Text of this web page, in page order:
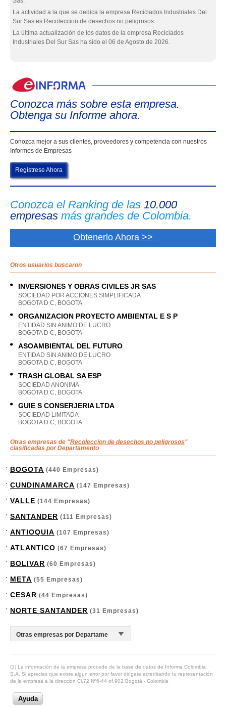
La actividad a la que se dedica la empresa Reciclados Industriales Del
Sur Sas es Recoleccion de desechos no peligrosos.
La última actualización de los datos de la empresa Reciclados
Industriales Del Sur Sas ha sido el 06 de Agosto de 2026.
Conozca más sobre esta empresa.
Obtenga su Informe ahora.
Conozca mejor a sus clientes, proveedores y competencia con nuestros
Informes de Empresas
Regístrese Ahora
Conozca el Ranking de las 10.000
empresas más grandes de Colombia.
Obtenerlo Ahora >>
Otros usuarios buscaron
INVERSIONES Y OBRAS CIVILES JR SAS
SOCIEDAD POR ACCIONES SIMPLIFICADA
BOGOTA D C, BOGOTA
ORGANIZACION PROYECTO AMBIENTAL E S P
ENTIDAD SIN ANIMO DE LUCRO
BOGOTA D C, BOGOTA
ASOAMBIENTAL DEL FUTURO
ENTIDAD SIN ANIMO DE LUCRO
BOGOTA D C, BOGOTA
TRASH GLOBAL SA ESP
SOCIEDAD ANONIMA
BOGOTA D C, BOGOTA
GUIE S CONSERJERIA LTDA
SOCIEDAD LIMITADA
BOGOTA D C, BOGOTA
Otras empresas de "Recoleccion de desechos no peligrosos"
clasificadas por Departamento
BOGOTA (440 Empresas)
CUNDINAMARCA (147 Empresas)
VALLE (144 Empresas)
SANTANDER (111 Empresas)
ANTIOQUIA (107 Empresas)
ATLANTICO (67 Empresas)
BOLIVAR (60 Empresas)
META (55 Empresas)
CESAR (44 Empresas)
NORTE SANTANDER (31 Empresas)
(1) La información de la empresa procede de la base de datos de Informa Colombia
S.A. Si aprecias que existe algún error por favor dirígete acreditando tu representación
de la empresa a la dirección Cl.72 Nº6-44 of.902 Bogotá - Colombia
Ayuda